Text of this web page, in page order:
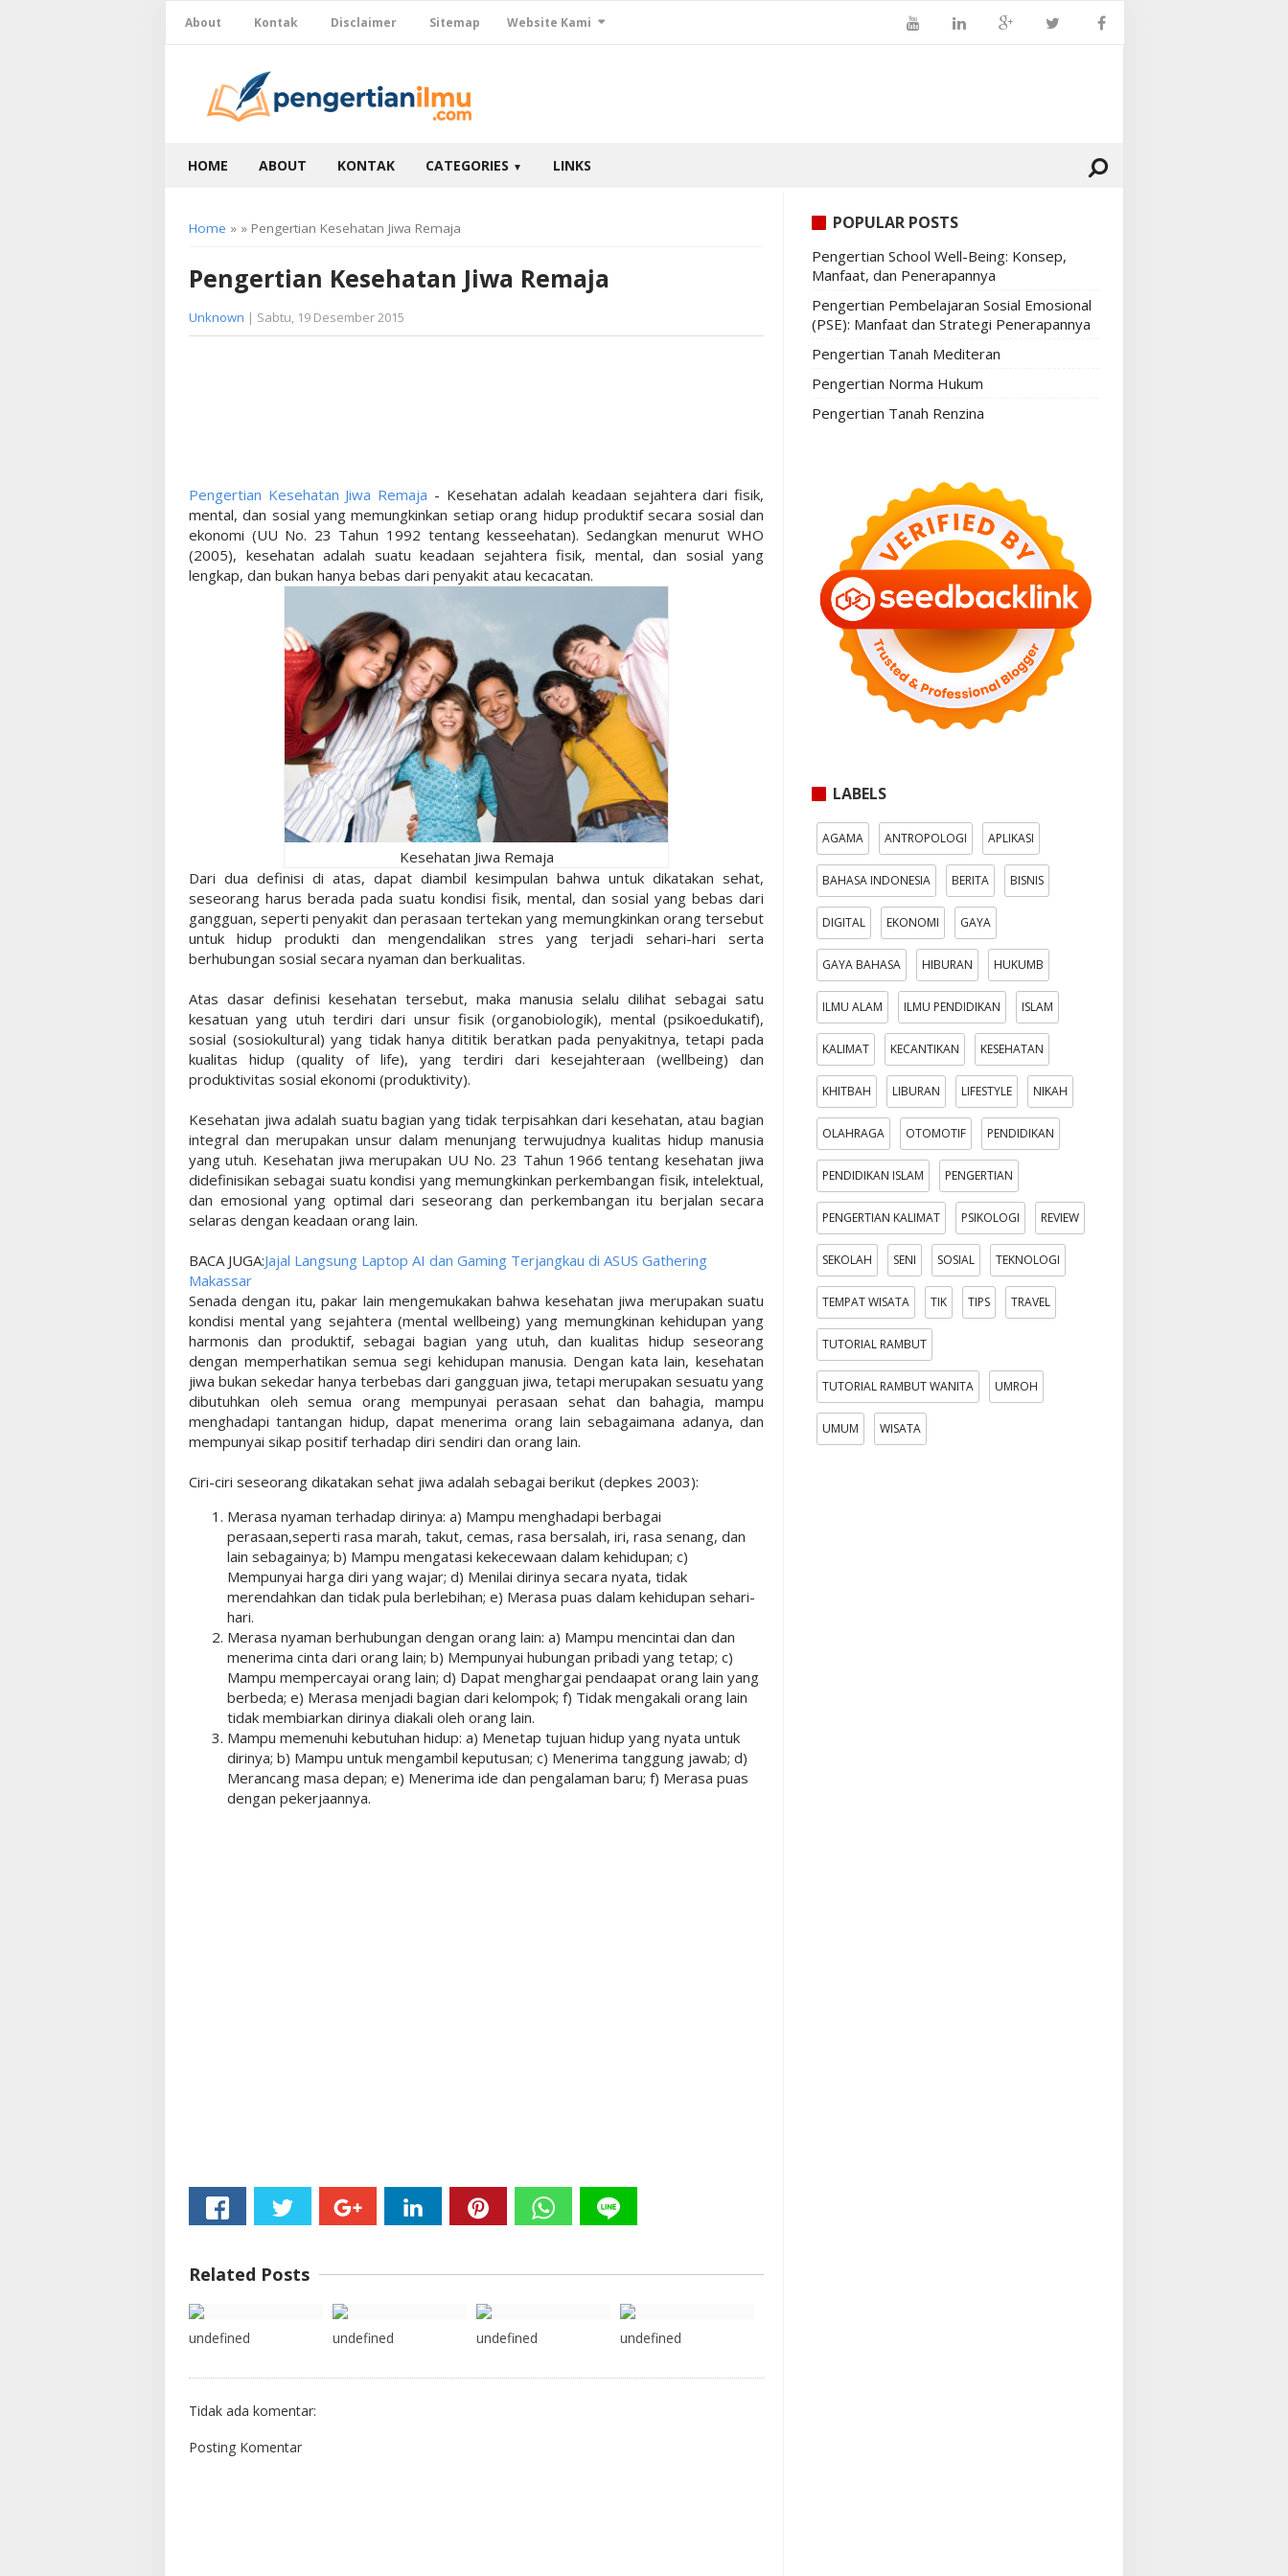
About Kontak Disclaimer Sitemap Website Kami
HOME ABOUT KONTAK CATEGORIES ▼ LINKS
Home » » Pengertian Kesehatan Jiwa Remaja
Pengertian Kesehatan Jiwa Remaja
Unknown | Sabtu, 19 Desember 2015
Pengertian Kesehatan Jiwa Remaja - Kesehatan adalah keadaan sejahtera dari fisik,
mental, dan sosial yang memungkinkan setiap orang hidup produktif secara sosial dan
ekonomi (UU No. 23 Tahun 1992 tentang kesseehatan). Sedangkan menurut WHO
(2005), kesehatan adalah suatu keadaan sejahtera fisik, mental, dan sosial yang
lengkap, dan bukan hanya bebas dari penyakit atau kecacatan.
Kesehatan Jiwa Remaja
Dari dua definisi di atas, dapat diambil kesimpulan bahwa untuk dikatakan sehat,
seseorang harus berada pada suatu kondisi fisik, mental, dan sosial yang bebas dari
gangguan, seperti penyakit dan perasaan tertekan yang memungkinkan orang tersebut
untuk hidup produkti dan mengendalikan stres yang terjadi sehari-hari serta
berhubungan sosial secara nyaman dan berkualitas.
Atas dasar definisi kesehatan tersebut, maka manusia selalu dilihat sebagai satu
kesatuan yang utuh terdiri dari unsur fisik (organobiologik), mental (psikoedukatif),
sosial (sosiokultural) yang tidak hanya dititik beratkan pada penyakitnya, tetapi pada
kualitas hidup (quality of life), yang terdiri dari kesejahteraan (wellbeing) dan
produktivitas sosial ekonomi (produktivity).
Kesehatan jiwa adalah suatu bagian yang tidak terpisahkan dari kesehatan, atau bagian
integral dan merupakan unsur dalam menunjang terwujudnya kualitas hidup manusia
yang utuh. Kesehatan jiwa merupakan UU No. 23 Tahun 1966 tentang kesehatan jiwa
didefinisikan sebagai suatu kondisi yang memungkinkan perkembangan fisik, intelektual,
dan emosional yang optimal dari seseorang dan perkembangan itu berjalan secara
selaras dengan keadaan orang lain.
BACA JUGA:Jajal Langsung Laptop AI dan Gaming Terjangkau di ASUS Gathering
Makassar
Senada dengan itu, pakar lain mengemukakan bahwa kesehatan jiwa merupakan suatu
kondisi mental yang sejahtera (mental wellbeing) yang memungkinan kehidupan yang
harmonis dan produktif, sebagai bagian yang utuh, dan kualitas hidup seseorang
dengan memperhatikan semua segi kehidupan manusia. Dengan kata lain, kesehatan
jiwa bukan sekedar hanya terbebas dari gangguan jiwa, tetapi merupakan sesuatu yang
dibutuhkan oleh semua orang mempunyai perasaan sehat dan bahagia, mampu
menghadapi tantangan hidup, dapat menerima orang lain sebagaimana adanya, dan
mempunyai sikap positif terhadap diri sendiri dan orang lain.
Ciri-ciri seseorang dikatakan sehat jiwa adalah sebagai berikut (depkes 2003):
Merasa nyaman terhadap dirinya: a) Mampu menghadapi berbagai
perasaan,seperti rasa marah, takut, cemas, rasa bersalah, iri, rasa senang, dan
lain sebagainya; b) Mampu mengatasi kekecewaan dalam kehidupan; c)
Mempunyai harga diri yang wajar; d) Menilai dirinya secara nyata, tidak
merendahkan dan tidak pula berlebihan; e) Merasa puas dalam kehidupan sehari-
hari.
Merasa nyaman berhubungan dengan orang lain: a) Mampu mencintai dan dan
menerima cinta dari orang lain; b) Mempunyai hubungan pribadi yang tetap; c)
Mampu mempercayai orang lain; d) Dapat menghargai pendaapat orang lain yang
berbeda; e) Merasa menjadi bagian dari kelompok; f) Tidak mengakali orang lain
tidak membiarkan dirinya diakali oleh orang lain.
Mampu memenuhi kebutuhan hidup: a) Menetap tujuan hidup yang nyata untuk
dirinya; b) Mampu untuk mengambil keputusan; c) Menerima tanggung jawab; d)
Merancang masa depan; e) Menerima ide dan pengalaman baru; f) Merasa puas
dengan pekerjaannya.
Related Posts
undefined undefined undefined undefined
Tidak ada komentar:
Posting Komentar
POPULAR POSTS
Pengertian School Well-Being: Konsep,
Manfaat, dan Penerapannya
Pengertian Pembelajaran Sosial Emosional
(PSE): Manfaat dan Strategi Penerapannya
Pengertian Tanah Mediteran
Pengertian Norma Hukum
Pengertian Tanah Renzina
LABELS
AGAMA ANTROPOLOGI APLIKASI
BAHASA INDONESIA BERITA BISNIS
DIGITAL EKONOMI GAYA
GAYA BAHASA HIBURAN HUKUMB
ILMU ALAM ILMU PENDIDIKAN ISLAM
KALIMAT KECANTIKAN KESEHATAN
KHITBAH LIBURAN LIFESTYLE NIKAH
OLAHRAGA OTOMOTIF PENDIDIKAN
PENDIDIKAN ISLAM PENGERTIAN
PENGERTIAN KALIMAT PSIKOLOGI REVIEW
SEKOLAH SENI SOSIAL TEKNOLOGI
TEMPAT WISATA TIK TIPS TRAVEL
TUTORIAL RAMBUT
TUTORIAL RAMBUT WANITA UMROH
UMUM WISATA